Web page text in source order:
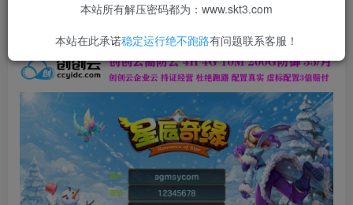
本站所有解压密码都为：www.skt3.com
本站在此承诺稳定运行绝不跑路有问题联系客服！